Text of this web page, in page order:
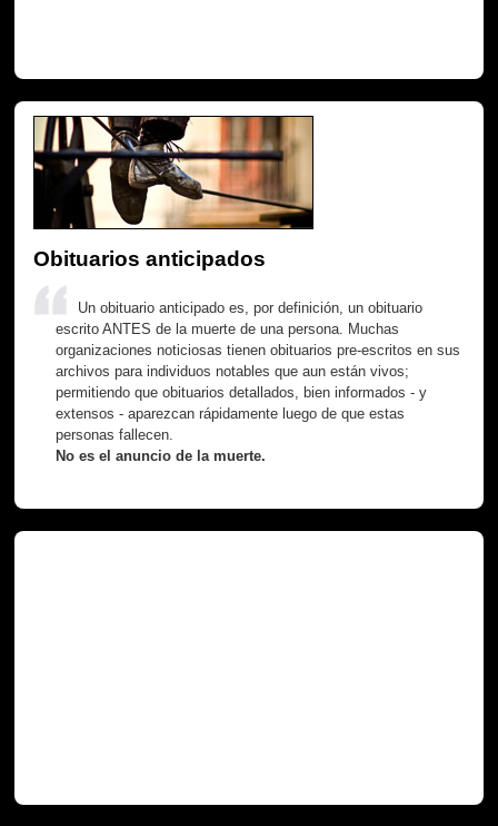
Obituarios anticipados
Un obituario anticipado es, por definición, un obituario
escrito ANTES de la muerte de una persona. Muchas
organizaciones noticiosas tienen obituarios pre-escritos en sus
archivos para individuos notables que aun están vivos;
permitiendo que obituarios detallados, bien informados - y
extensos - aparezcan rápidamente luego de que estas
personas fallecen.
No es el anuncio de la muerte.